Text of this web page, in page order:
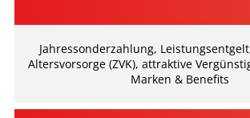
Jahressonderzahlung,
Altersvorsorge (ZVK), attraktive
Marken & Benefits